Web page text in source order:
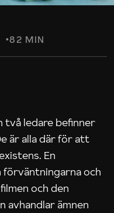
82 MIN
två ledare befinner
är alla där för att
En
förväntningarna och
och den
avhandlar ämnen